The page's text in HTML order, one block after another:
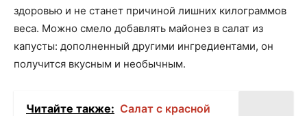
здоровью и не станет причиной лишних килограммов
веса. Можно смело добавлять майонез в салат из
капусты: дополненный другими ингредиентами, он
получится вкусным и необычным.
Читайте также: Салат с красной